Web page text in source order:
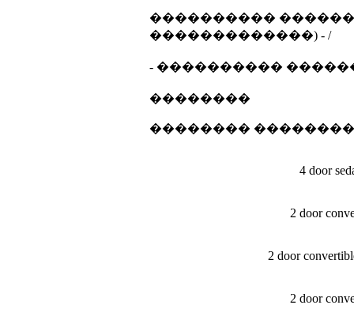
����������
�������������) - /
- ���������� ������
��������
��������
4 door
2 door
2 door
2 door